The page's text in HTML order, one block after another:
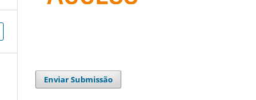
Enviar Submissão